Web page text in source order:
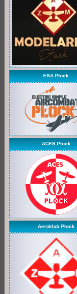
ESA Płock
ACES Płock
Aeroklub Płock